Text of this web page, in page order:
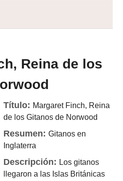
Reina de los
Título: Margaret Finch, Reina
de los Gitanos de Norwood
Resumen:Gitanos en
Inglaterra
Descripción: Los gitanos
llegaron a las Islas Británicas